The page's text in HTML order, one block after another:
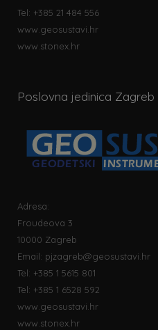
Tel: +385 21 484 556
www.geosustavi.hr
www.stonex.hr
Poslovna jedinica Zagreb
Adresa:
Froudeova 3
10000 Zagreb
Email: pjzagreb@geosustavi.hr
Tel: +385 1 5615 801
Tel: +385 1 6528 592
www.geosustavi.hr
www.stonex.hr